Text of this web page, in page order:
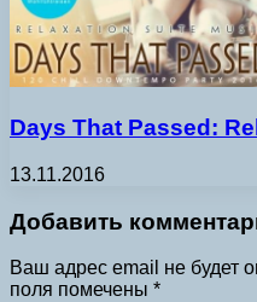
Days That Passed:
13.11.2016
Добавить
Ваш адрес email не будет
поля помечены *